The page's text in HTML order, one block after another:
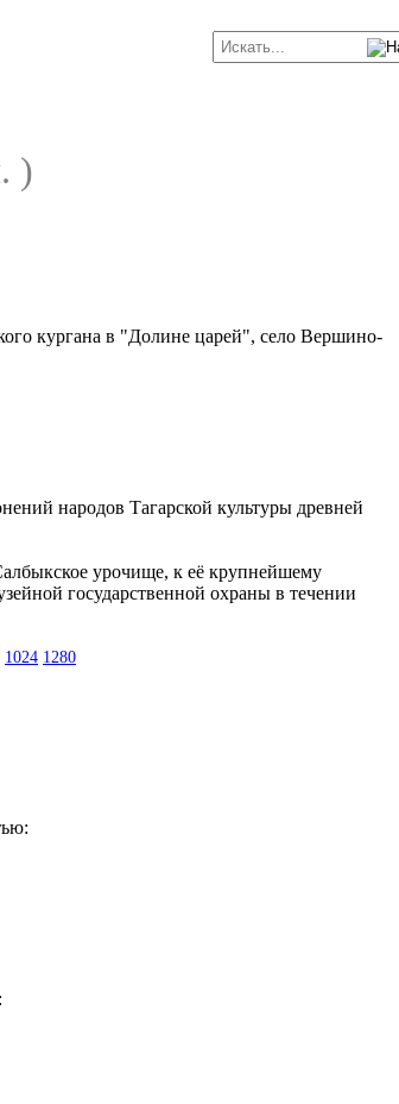
)
кургана в "Долине царей", село Вершино-
народов Тагарской культуры древней
урочище, к её крупнейшему
государственной охраны в течении
1024 1280